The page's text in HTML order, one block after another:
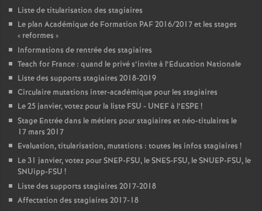
Liste de titularisation des stagiaires
Le plan Académique de Formation PAF2016/2017 et les stages
« reformes »
Informations de rentrée des stagiaires
Teach for France : quand le privé s’invite à l’Education Nationale
Liste des supports stagiaires 2018-2019
Circulaire mutations inter-académique pour les stagiaires
Le 25 janvier, votez pour la liste FSU - UNEFà l’ESPE !
Stage Entrée dans le métiers pour stagiaires et néo-titulaires le
17 mars 2017
Evaluation, titularisation, mutations : toutes les infos stagiaires !
Le 31 janvier, votez pourSNEP-FSU, leSNES-FSU, leSNUEP-FSU, le
SNUipp-FSU !
Liste des supports stagiaires 2017-2018
Affectation des stagiaires 2017-18